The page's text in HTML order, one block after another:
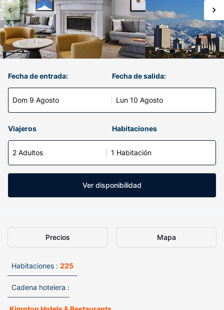
Fecha de entrada:
Dom 9 Agosto
Fecha de salida:
Lun 10 Agosto
Viajeros Habitaciones
2 Adultos 1 Habitación
Ver disponibilidad
Precios Mapa
Habitaciones : 225
Cadena hotelera :